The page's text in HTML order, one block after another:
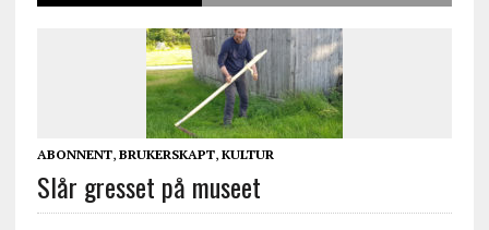
ABONNENT, BRUKERSKAPT, KULTUR
Slår gresset på museet